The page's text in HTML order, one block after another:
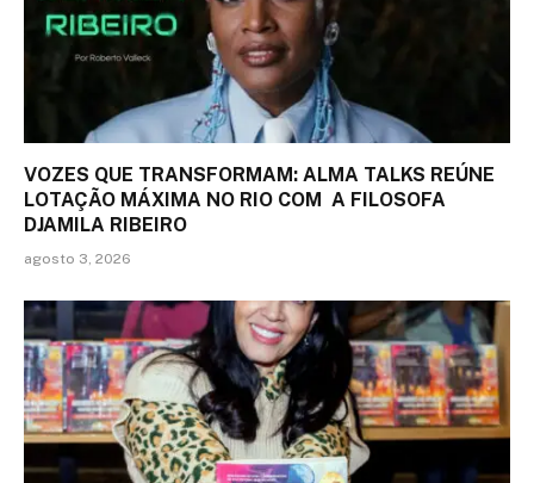
VOZES QUE TRANSFORMAM: ALMA TALKS REÚNE
LOTAÇÃO MÁXIMA NO RIO COM A FILOSOFA
DJAMILA RIBEIRO
agosto 3, 2026